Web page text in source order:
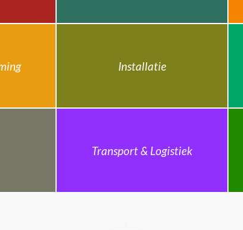
Installatie
Transport & Logistiek